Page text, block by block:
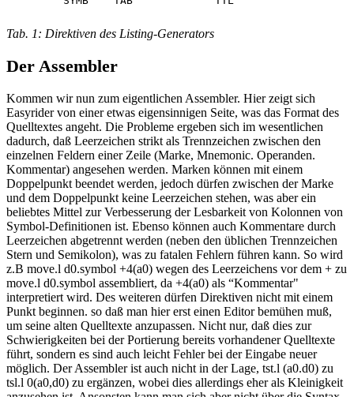
Tab. 1: Direktiven des Listing-Generators
Der Assembler
Kommen wir nun zum eigentlichen Assembler. Hier zeigt sich
Easyrider von einer etwas eigensinnigen Seite, was das Format des
Quelltextes angeht. Die Probleme ergeben sich im wesentlichen
dadurch, daß Leerzeichen strikt als Trennzeichen zwischen den
einzelnen Feldern einer Zeile (Marke, Mnemonic. Operanden.
Kommentar) angesehen werden. Marken können mit einem
Doppelpunkt beendet werden, jedoch dürfen zwischen der Marke
und dem Doppelpunkt keine Leerzeichen stehen, was aber ein
beliebtes Mittel zur Verbesserung der Lesbarkeit von Kolonnen von
Symbol-Definitionen ist. Ebenso können auch Kommentare durch
Leerzeichen abgetrennt werden (neben den üblichen Trennzeichen
Stern und Semikolon), was zu fatalen Fehlern führen kann. So wird
z.B move.l d0.symbol +4(a0) wegen des Leerzeichens vor dem + zu
move.l d0.symbol assembliert, da +4(a0) als “Kommentar"
interpretiert wird. Des weiteren dürfen Direktiven nicht mit einem
Punkt beginnen. so daß man hier erst einen Editor bemühen muß,
um seine alten Quelltexte anzupassen. Nicht nur, daß dies zur
Schwierigkeiten bei der Portierung bereits vorhandener Quelltexte
führt, sondern es sind auch leicht Fehler bei der Eingabe neuer
möglich. Der Assembler ist auch nicht in der Lage, tst.l (a0.d0) zu
tsl.l 0(a0,d0) zu ergänzen, wobei dies allerdings eher als Kleinigkeit